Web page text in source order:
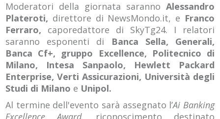
Moderatori della giornata saranno Alessandro
Plateroti, direttore di NewsMondo.it, e Franco
Ferraro, caporedattore di SkyTg24. I relatori
saranno esponenti di Banca Sella, Generali,
Banca Cf+, gruppo Excellence, Politecnico di
Milano, Intesa Sanpaolo, Hewlett Packard
Enterprise, Verti Assicurazioni, Università degli
Studi di Milano e Unipol.
Al termine dell'evento sarà assegnato l’Ai Banking
Excellence Award, riconoscimento destinato